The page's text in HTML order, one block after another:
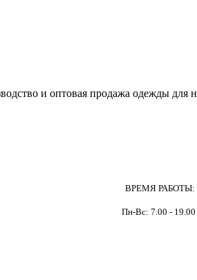
и оптовая продажа одежды для
ВРЕМЯ РАБОТЫ:
Пн-Вс: 7.00 - 19.00